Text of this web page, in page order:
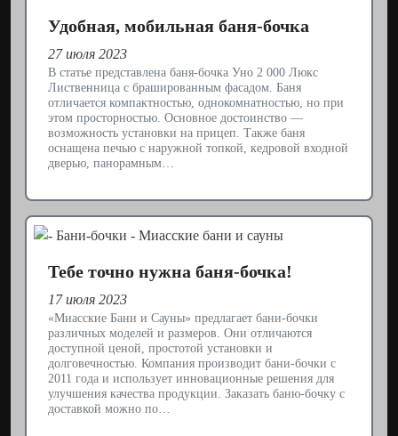
Удобная, мобильная баня-бочка
27 июля 2023
В статье представлена баня-бочка Уно 2 000 Люкс
Лиственница с брашированным фасадом. Баня
отличается компактностью, однокомнатностью, но при
этом просторностью. Основное достоинство —
возможность установки на прицеп. Также баня
оснащена печью с наружной топкой, кедровой входной
дверью, панорамным…
Тебе точно нужна баня-бочка!
17 июля 2023
«Миасские Бани и Сауны» предлагает бани-бочки
различных моделей и размеров. Они отличаются
доступной ценой, простотой установки и
долговечностью. Компания производит бани-бочки с
2011 года и использует инновационные решения для
улучшения качества продукции. Заказать баню-бочку с
доставкой можно по…